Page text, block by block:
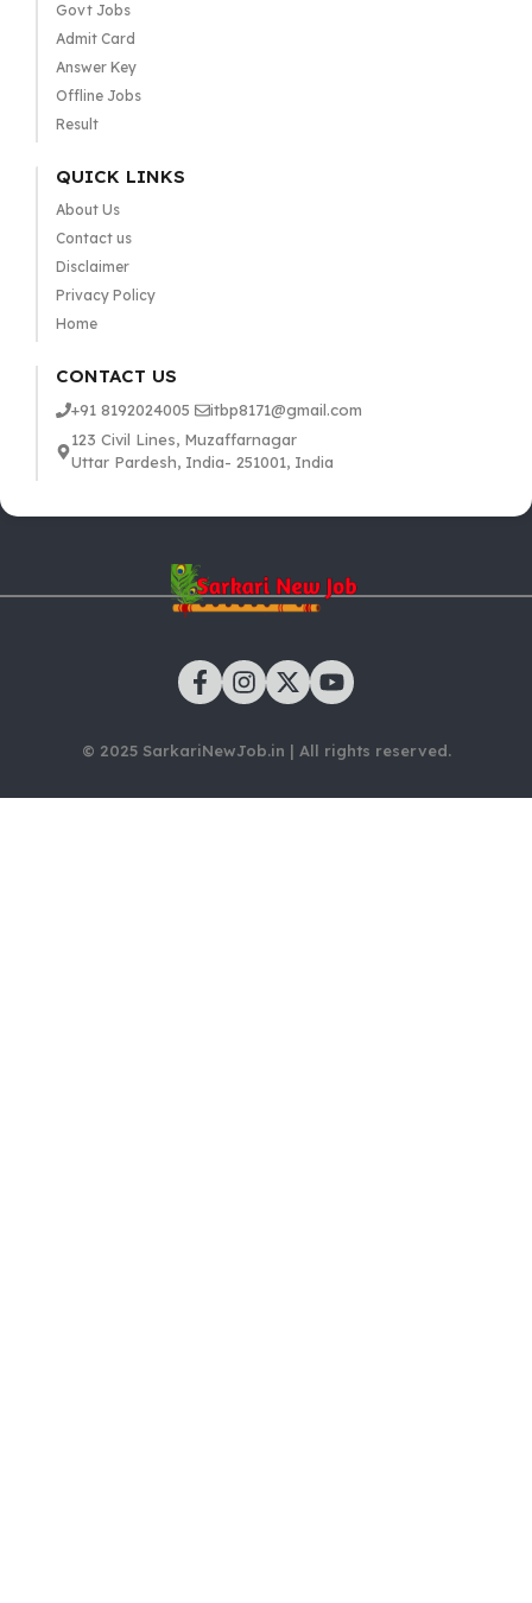
Govt Jobs
Admit Card
Answer Key
Offline Jobs
Result
QUICK LINKS
About Us
Contact us
Disclaimer
Privacy Policy
Home
CONTACT US
+91 8192024005
itbp8171@gmail.com
123 Civil Lines, Muzaffarnagar
Uttar Pardesh, India- 251001, India
© 2025 SarkariNewJob.in | All rights reserved.